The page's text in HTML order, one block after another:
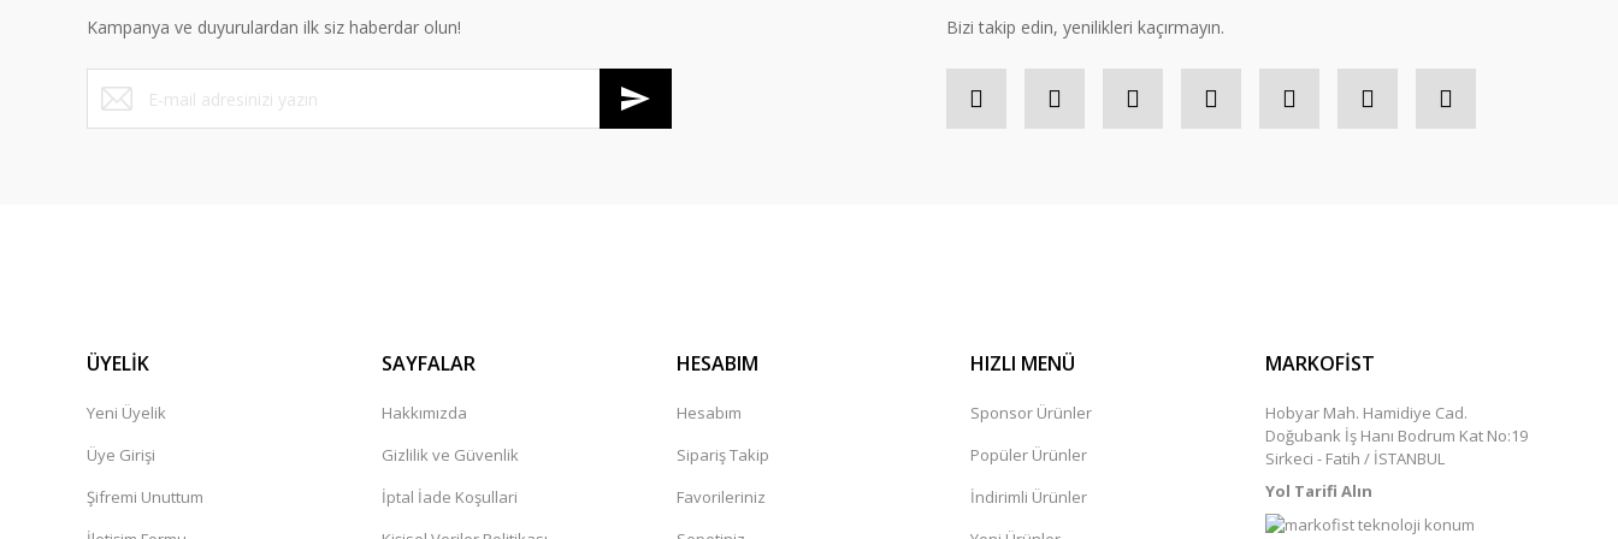
Kampanya ve duyurulardan ilk siz haberdar olun! Bizi takip edin, yenilikleri kaçırmayın.
ÜYELİK
Yeni Üyelik
Üye Girişi
Şifremi Unuttum
SAYFALAR
Hakkımızda
Gizlilik ve Güvenlik
İptal İade Koşullari
HESABIM
Hesabım
Sipariş Takip
Favorileriniz
HIZLI MENÜ
Sponsor Ürünler
Popüler Ürünler
İndirimli Ürünler
MARKOFİST
Hobyar Mah. Hamidiye Cad.
Doğubank İş Hanı Bodrum Kat No:19
Sirkeci - Fatih / İSTANBUL
Yol Tarifi Alın